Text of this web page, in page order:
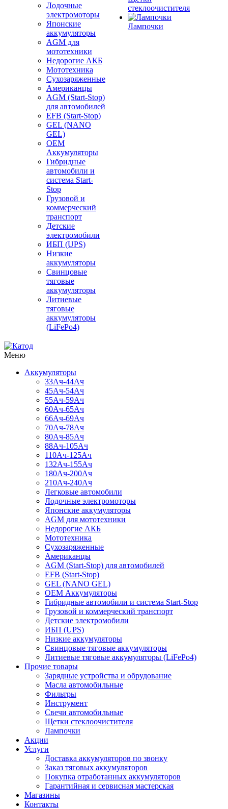
Лодочные
электромоторы
Японские
аккумуляторы
AGM для
мототехники
Недорогие АКБ
Мототехника
Сухозаряженные
Американцы
AGM (Start-Stop)
для автомобилей
EFB (Start-Stop)
GEL (NANO
GEL)
OEM
Аккумуляторы
Гибридные
автомобили и
система Start-
Stop
Грузовой и
коммерческий
транспорт
Детские
электромобили
ИБП (UPS)
Низкие
аккумуляторы
Свинцовые
тяговые
аккумуляторы
Литиевые
тяговые
аккумуляторы
(LiFePo4)
стеклоочистителя
Лампочки
Меню
Аккумуляторы
33Ач-44Ач
45Ач-54Ач
55Ач-59Ач
60Ач-65Ач
66Ач-69Ач
70Ач-78Ач
80Ач-85Ач
88Ач-105Ач
110Ач-125Ач
132Ач-155Ач
180Ач-200Ач
210Ач-240Ач
Легковые автомобили
Лодочные электромоторы
Японские аккумуляторы
AGM для мототехники
Недорогие АКБ
Мототехника
Сухозаряженные
Американцы
AGM (Start-Stop) для автомобилей
EFB (Start-Stop)
GEL (NANO GEL)
OEM Аккумуляторы
Гибридные автомобили и система Start-Stop
Грузовой и коммерческий транспорт
Детские электромобили
ИБП (UPS)
Низкие аккумуляторы
Свинцовые тяговые аккумуляторы
Литиевые тяговые аккумуляторы (LiFePo4)
Прочие товары
Зарядные устройства и обрудование
Масла автомобильные
Фильтры
Инструмент
Свечи автомобильные
Щетки стеклоочистителя
Лампочки
Акции
Услуги
Доставка аккумуляторов по звонку
Заказ тяговых аккумуляторов
Покупка отработанных аккумуляторов
Гарантийная и сервисная мастерская
Магазины
Контакты